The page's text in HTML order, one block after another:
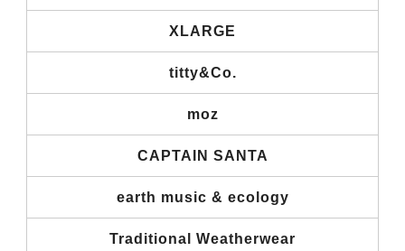
XLARGE
titty&Co.
moz
CAPTAIN SANTA
earth music & ecology
Traditional Weatherwear